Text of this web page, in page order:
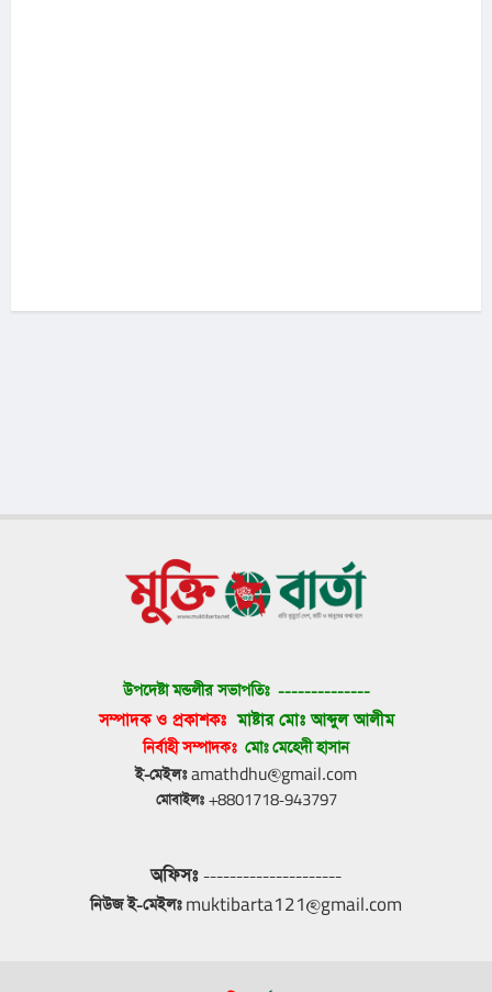
উপদেষ্টা মন্ডলীর সভাপতিঃ --------------
সম্পাদক ও প্রকাশকঃ মাষ্টার মোঃ আব্দুল আলীম
নির্বাহী সম্পাদকঃ মোঃ মেহেদী হাসান
ই-মেইলঃ amathdhu@gmail.com
মোবাইলঃ +8801718-943797
অফিসঃ ---------------------
নিউজ ই-মেইলঃ muktibarta121@gmail.com